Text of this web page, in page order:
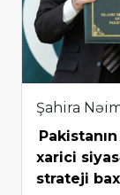
Şahira
xarici
strateji